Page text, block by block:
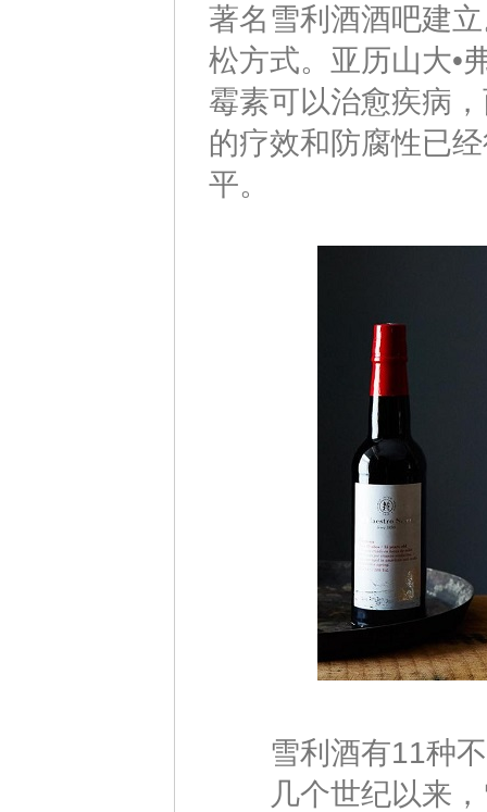
著名雪利酒酒吧建
松方式。亚历山大•
霉素可以治愈疾病
的疗效和防腐性已
平。
雪利酒有11种不
几个世纪以来，